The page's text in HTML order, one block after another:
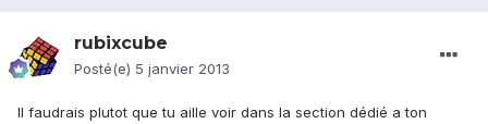
rubixcube
Posté(e) 5 janvier 2013
Il faudrais plutot que tu aille voir dans la section dédié a ton